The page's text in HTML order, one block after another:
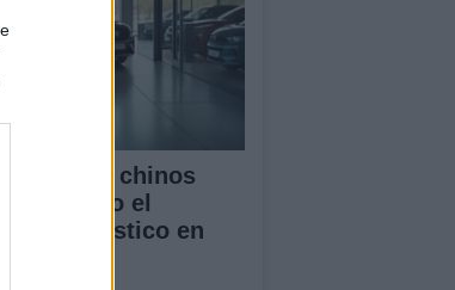
vehículos chinos
el
en